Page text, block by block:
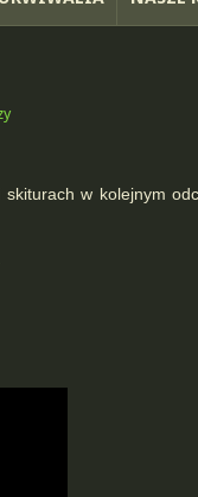
w kolejnym